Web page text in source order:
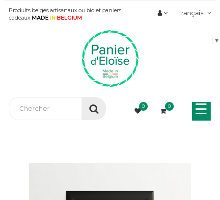
Produits belges artisanaux ou bio et paniers
cadeaux MADE IN BELGIUM
Français
▼
0 0
la
☰